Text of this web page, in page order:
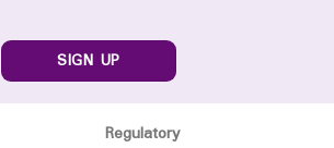
SIGN UP
Regulatory